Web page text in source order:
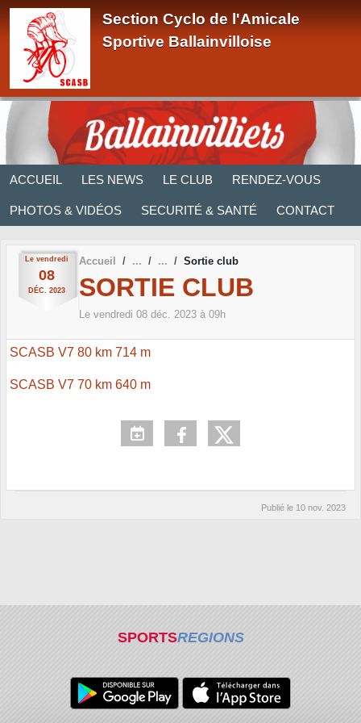
Section Cyclo de l'Amicale
Sportive Ballainvilloise
ACCUEIL LES NEWS LE CLUB RENDEZ-VOUS
PHOTOS & VIDÉOS SECURITÉ & SANTÉ CONTACT
Le vendredi
08
DÉC. 2023
Accueil Sortie club
SORTIE CLUB
Le vendredi 08 déc. 2023 à 09h
SCASB V7 80 km 714 m
SCASB V7 70 km 640 m
Publié le 10 nov. 2023
SPORTSREGIONS
Panneau de gestion des cookies